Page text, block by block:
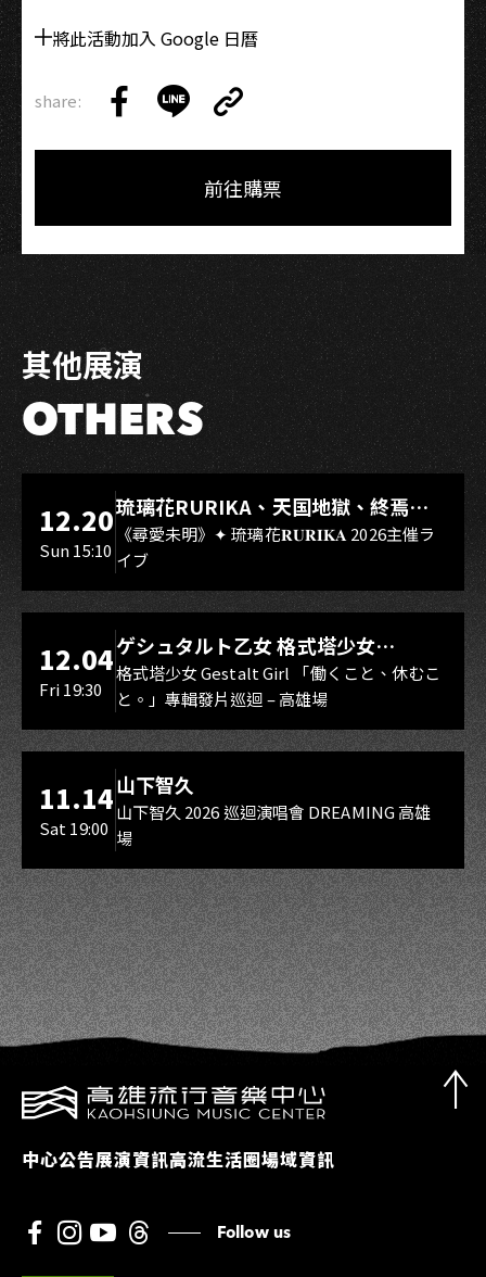
將此活動加入 Google 日曆
share:
on
on
Link
Copy
前往購票
其他展演
OTHERS
LIVE WAREHOUSE 小庫
12.20
Sun 15:10
琉璃花RURIKA、天国地獄、終焉
Rebirth、DUALIA、無我夢中、花奏
スマイル（O.A.）
《尋愛未明》✦ 琉璃花𝐑𝐔𝐑𝐈𝐊𝐀 2026主催ラ
イブ
LIVE WAREHOUSE 小庫
12.04
Fri 19:30
ゲシュタルト乙女 格式塔少女
Gestalt Girl
格式塔少女 Gestalt Girl 「働くこと、休むこ
と。」專輯發片巡迴 – 高雄場
11.14
Sat 19:00
山下智久
山下智久 2026 巡迴演唱會 DREAMING 高雄
場
中心公告展演資訊高流生活圈場域資訊
Follow us